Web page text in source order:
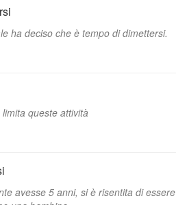
ha deciso che è tempo di dimettersi.
queste attività
avesse 5 anni, si è risentita di essere